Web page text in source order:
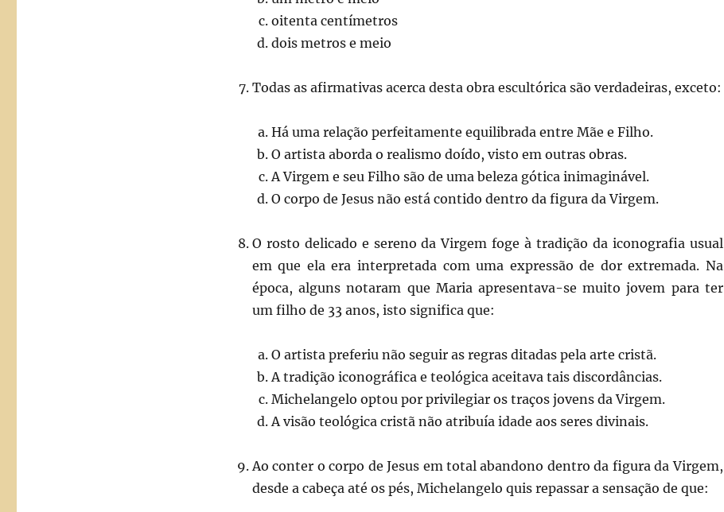
oitenta centímetros
dois metros e meio
Todas as afirmativas acerca desta obra escultórica são verdadeiras, exceto:
Há uma relação perfeitamente equilibrada entre Mãe e Filho.
O artista aborda o realismo doído, visto em outras obras.
A Virgem e seu Filho são de uma beleza gótica inimaginável.
O corpo de Jesus não está contido dentro da figura da Virgem.
O rosto delicado e sereno da Virgem foge à tradição da iconografia usual
em que ela era interpretada com uma expressão de dor extremada. Na
época, alguns notaram que Maria apresentava-se muito jovem para ter
um filho de 33 anos, isto significa que:
O artista preferiu não seguir as regras ditadas pela arte cristã.
A tradição iconográfica e teológica aceitava tais discordâncias.
Michelangelo optou por privilegiar os traços jovens da Virgem.
A visão teológica cristã não atribuía idade aos seres divinais.
Ao conter o corpo de Jesus em total abandono dentro da figura da Virgem,
desde a cabeça até os pés, Michelangelo quis repassar a sensação de que: